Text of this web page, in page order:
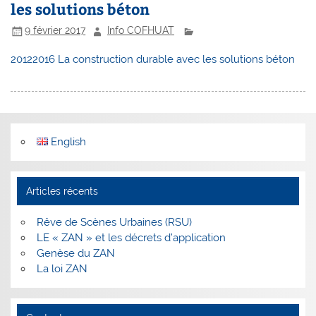
les solutions béton
9 février 2017 Info COFHUAT
20122016 La construction durable avec les solutions béton
English
Articles récents
Rêve de Scènes Urbaines (RSU)
LE « ZAN » et les décrets d’application
Genèse du ZAN
La loi ZAN